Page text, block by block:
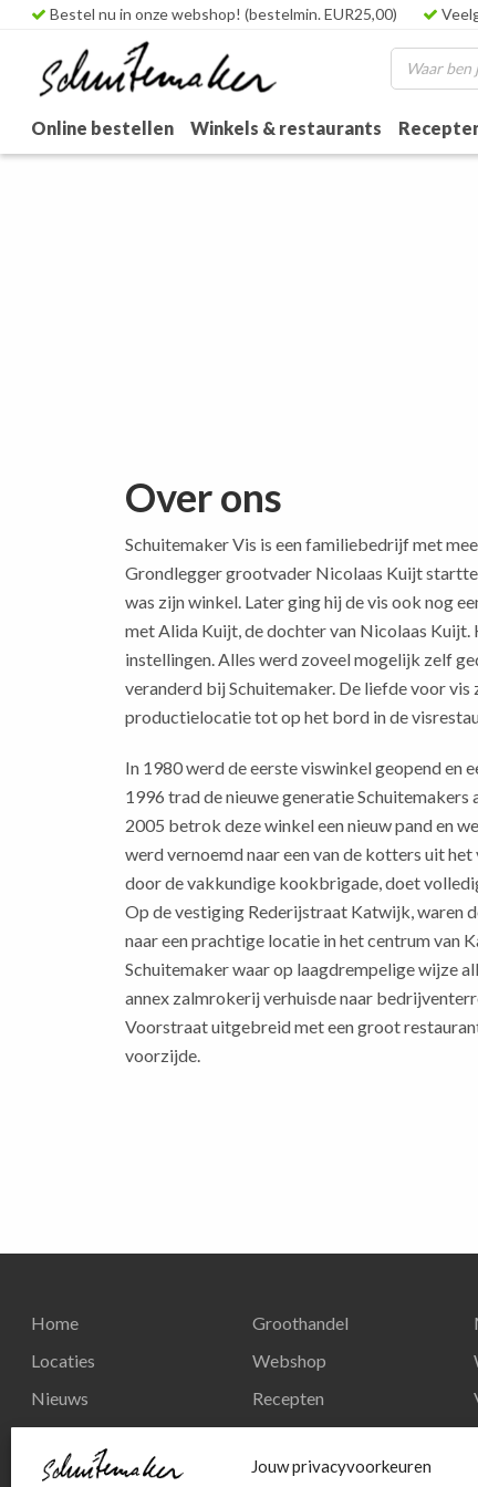
Jouw privacyvoorkeuren
Bestel nu in onze webshop! (bestelmin. EUR25,00)
Online bestellen Winkels & restaurants
Over ons
Schuitemaker Vis is een familiebedrijf met
Grondlegger grootvader Nicolaas Kuijt startte
was zijn winkel. Later ging hij de vis ook nog
met Alida Kuijt, de dochter van Nicolaas Kuijt.
instellingen. Alles werd zoveel mogelijk zelf
veranderd bij Schuitemaker. De liefde voor
productielocatie tot op het bord in de
In 1980 werd de eerste viswinkel geopend en
1996 trad de nieuwe generatie Schuitemakers
2005 betrok deze winkel een nieuw pand en
werd vernoemd naar een van de kotters uit
door de vakkundige kookbrigade, doet
Op de vestiging Rederijstraat Katwijk, waren
naar een prachtige locatie in het centrum van
Schuitemaker waar op laagdrempelige wijze
annex zalmrokerij verhuisde naar
Voorstraat uitgebreid met een groot
voorzijde.
Home
Locaties
Nieuws
Contact
Groothandel
Webshop
Recepten